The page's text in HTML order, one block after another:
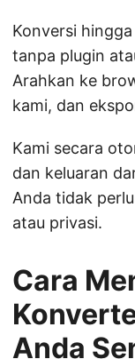
Konversi
tanpa plugin
Arahkan ke
kami, dan
Kami secara
dan keluaran
Anda tidak
atau privasi.
Cara
Anda